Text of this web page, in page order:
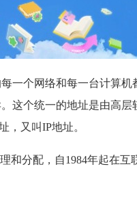
一个网络和每一台计算机
这个统一的地址是由高层
，又叫IP地址。
和分配，自1984年起在互